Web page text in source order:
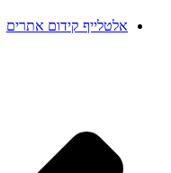
אלטלייף קידום אתרים